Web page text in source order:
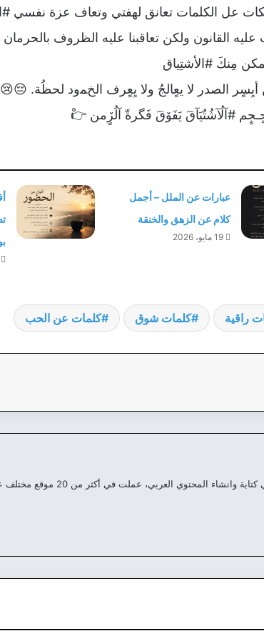
عل الكلمات تعانق لهفتي وتعاف عزة نفسي
القانون ولكن تعاقبنا عليه الظروف بالحرمان
مِنكَ #الأشتِياق
الصدر لا يعٍالجُ ولا يِعٍرف الخﻤود لحظُة.
#آلُآشُتٌيَآقَ يَفَۆقَ فَگرةّ آلُڒٍمن 👉ْ
عبارات عن الملل – أجمل
كلام عن الزهق والخنقة
19 مايو، 2026
راقية كلمات شوق كلمات عن الحب